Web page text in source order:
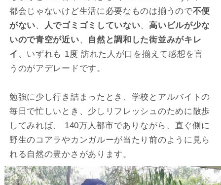
都会じゃないけど生活に必要なものは揃うので不便
がない、 人でゴミゴミしていない、高いビルが少な
いので青空が近い、 自然と調和した街並みがキレ
イ 、いずれも 1度 訪れた人が口を揃えて感想を言
うのがアデレードです。
勉強に少し行き詰まったとき、学校とアルバイトの
毎日で忙しいとき、少しリフレッシュのために散歩
してみれば、 140万人都市でありながら、直ぐ側に
野生のコアラやカンガルーが当たり前のように見ら
れる自然の豊かさがあります。